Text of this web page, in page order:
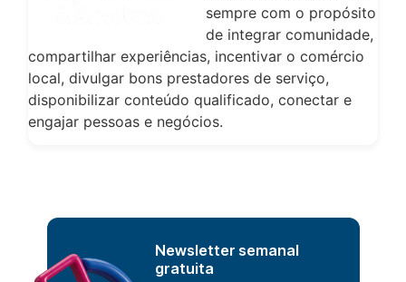
sempre com o propósito
de integrar comunidade,
compartilhar experiências, incentivar o comércio
local, divulgar bons prestadores de serviço,
disponibilizar conteúdo qualificado, conectar e
engajar pessoas e negócios.
Newsletter semanal
gratuita